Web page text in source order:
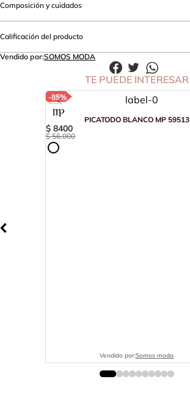
Composición y cuidados
Calificación del producto
Vendido por:SOMOS MODA
TE PUEDE INTERESAR
-85%
PICATODO BLANCO MP 59513
$ 8400
$ 56.000
Vendido por:Somos moda